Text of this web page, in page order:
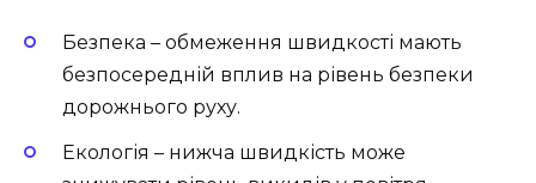
Безпека – обмеження швидкості мають
безпосередній вплив на рівень безпеки
дорожнього руху.
Екологія – нижча швидкість може